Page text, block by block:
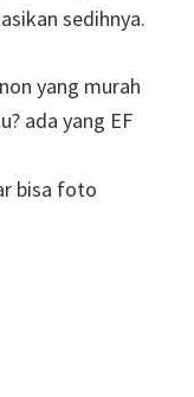
sedihnya.
yang murah
ada yang EF
bisa foto